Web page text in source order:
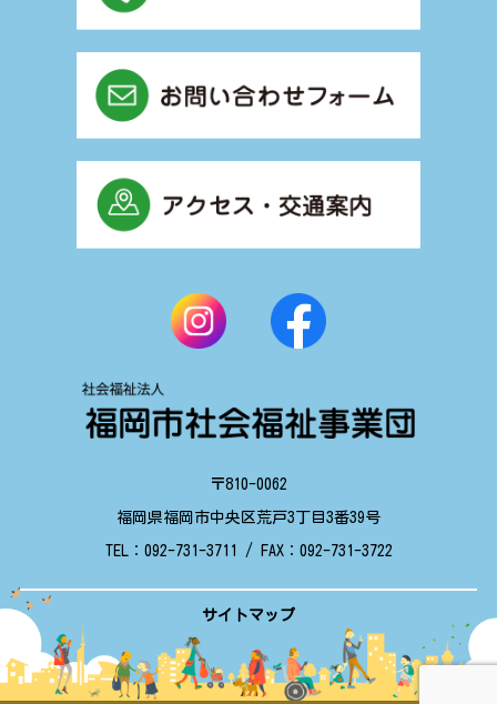
〒810-0062
福岡県福岡市中央区荒戸3丁目3番39号
TEL： 092-731-3711 / FAX： 092-731-3722
サイトマップ